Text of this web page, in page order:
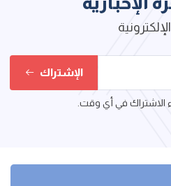
الإشتراك
في أي وقت.